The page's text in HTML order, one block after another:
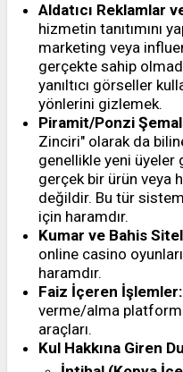
Aldatıcı Reklamlar
hizmetin tanıtımını
marketing veya
gerçekte sahip
yanıltıcı görseller
yönlerini gizlemek.
Piramit/Ponzi
Zinciri" olarak da
genellikle yeni üyeler
gerçek bir ürün veya
değildir. Bu tür
için haramdır.
Kumar ve Bahis
online casino
haramdır.
Faiz İçeren İşlemler:
verme/alma
araçları.
Kul Hakkına Giren